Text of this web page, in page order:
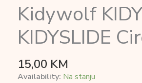
Kidywolf
KIDYSLIDE
15,00 KM
Availability: Na stanju